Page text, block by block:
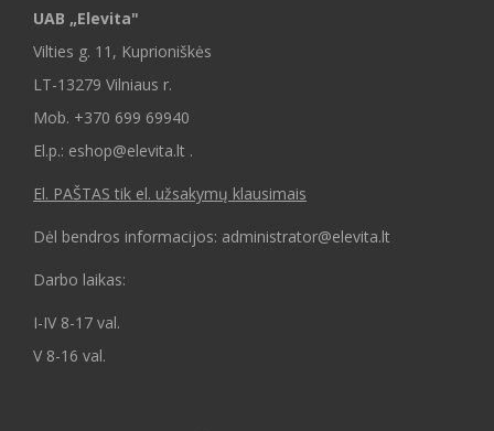
UAB „Elevita"
Vilties g. 11, Kuprioniškės
LT-13279 Vilniaus r.
Mob. +370 699 69940
El.p.: eshop@elevita.lt .
El. PAŠTAS tik el. užsakymų klausimais
Dėl bendros informacijos: administrator@elevita.lt
Darbo laikas:
I-IV 8-17 val.
V 8-16 val.